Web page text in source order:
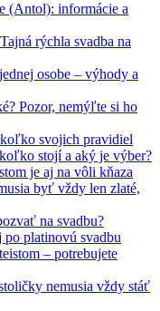
(Antol): informácie a
rýchla svadba na
osobe – výhody a
Pozor, nemýľte si ho
svojich pravidiel
stojí a aký je výber?
je aj na vôli kňaza
byť vždy len zlaté,
na svadbu?
platinovú svadbu
– potrebujete
nemusia vždy stáť